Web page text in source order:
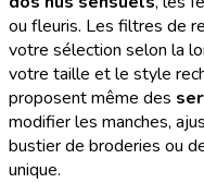
ou fleuris. Les filtres de
votre sélection selon la
votre taille et le style
proposent même des
modifier les manches,
bustier de broderies ou
unique.